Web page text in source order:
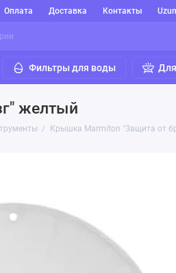
Оплата Доставка Контакты
Фильтры для воды
желтый
Крышка Marmiton "Защита от